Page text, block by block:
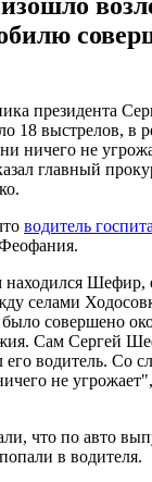
президента
18 выстрелов, в
ничего не
главный
водитель
Шефир,
селами
совершено
Сам Сергей
его водитель. Со
не
что по авто
в водителя.